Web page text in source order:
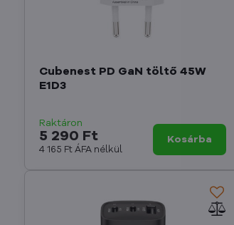
Cubenest PD GaN töltő 45W
E1D3
Raktáron
5 290 Ft
4 165 Ft ÁFA nélkül
Kosárba